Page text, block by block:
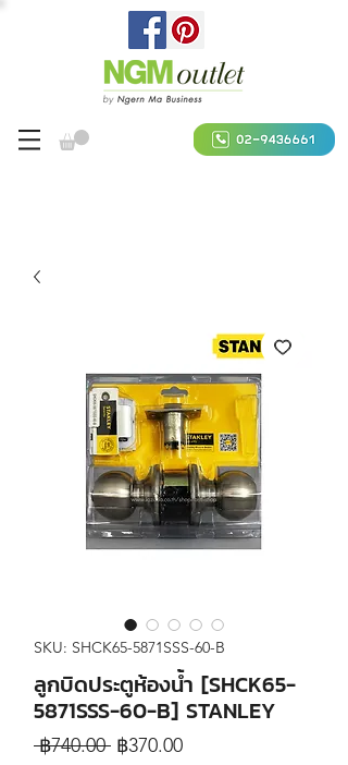
SKU: SHCK65-5871SSS-60-B
ลูกบิดประตูห้องน้ำ [SHCK65-
5871SSS-60-B] STANLEY
฿740.00 Regular
฿370.00Sale